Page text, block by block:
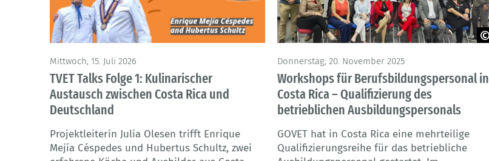
Mittwoch, 15. Juli 2026
TVET Talks Folge 1: Kulinarischer
Austausch zwischen Costa Rica und
Deutschland
Projektleiterin Julia Olesen trifft Enrique
Mejía Céspedes und Hubertus Schultz, zwei
Donnerstag, 20. November 2025
Workshops für Berufsbildungspersonal in
Costa Rica – Qualifizierung des
betrieblichen Ausbildungspersonals
GOVET hat in Costa Rica eine mehrteilige
Qualifizierungsreihe für das betriebliche